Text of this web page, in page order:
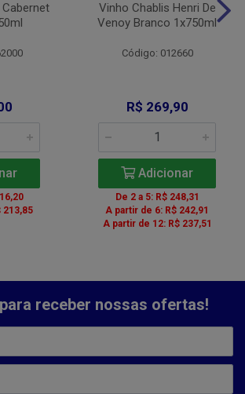
213,85
Vinho Chablis Henri De
Venoy Branco 1x750ml
Código: 012660
R$ 269,90
Adicionar
De 2 a 5: R$ 248,31
A partir de 6: R$ 242,91
A partir de 12: R$ 237,51
receber nossas ofertas!